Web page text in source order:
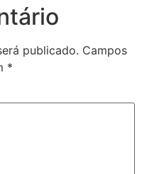
publicado. Campos
*